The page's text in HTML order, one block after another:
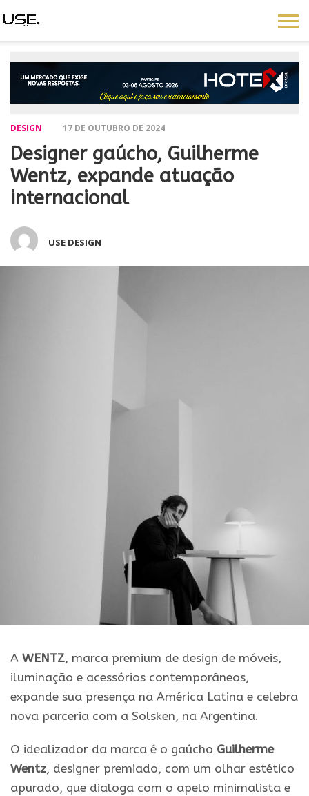
DESIGN 17 DE OUTUBRO DE 2024
Designer gaúcho, Guilherme
Wentz, expande atuação
internacional
USE DESIGN
A WENTZ, marca premium de design de móveis,
iluminação e acessórios contemporâneos,
expande sua presença na América Latina e celebra
nova parceria com a Solsken, na Argentina.
O idealizador da marca é o gaúcho Guilherme
Wentz, designer premiado, com um olhar estético
apurado, que dialoga com o apelo minimalista e